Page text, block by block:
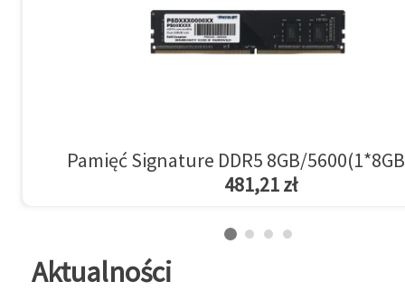
Pamięć Signature DDR5 8GB/
481,21 zł
Aktualności